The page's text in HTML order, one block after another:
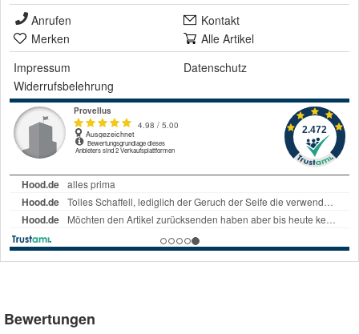
Anrufen
Kontakt
Merken
Alle Artikel
Impressum
Datenschutz
Widerrufsbelehrung
Bewertungen